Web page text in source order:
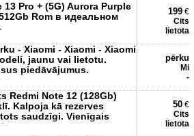
13 Pro + (5G) Aurora Purple
Rom в идеальном
199 €
Cits
lietota
- Xiaomi - Xiaomi - Xiaomi
jaunu vai lietotu.
piedāvājumus.
в
pērku
Mi
-
Redmi Note 12 (128Gb)
Kalpoja kā rezerves
saudzīgi. Vienīgais
50 €
Cits
lietota